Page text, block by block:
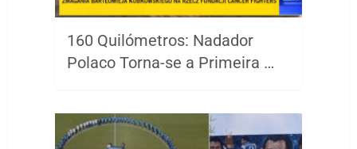
160 Quilómetros: Nadador
Polaco Torna-se a Primeira …